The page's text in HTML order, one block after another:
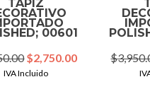
TAPIZ
00601
Original
price
$2,750.00Current
IVA Incluido
$